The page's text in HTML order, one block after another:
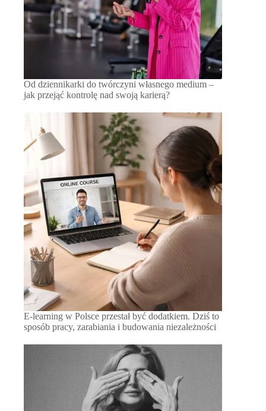
Od dziennikarki do twórczyni własnego medium –
jak przejąć kontrolę nad swoją karierą?
E-learning w Polsce przestał być dodatkiem. Dziś to
sposób pracy, zarabiania i budowania niezależności